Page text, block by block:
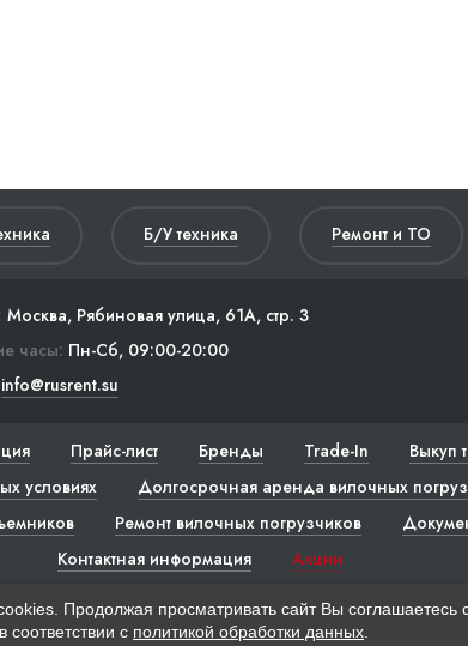
Б/У техника Ремонт и ТО
Москва, Рябиновая улица, 61А, стр. 3
часы: Пн-Сб, 09:00-20:00
info@rusrent.su
Прайс-лист Бренды Trade-In
Выкуп
условиях
Долгосрочная аренда вилочных
Ремонт вилочных погрузчиков
Контактная информация
Акции
Продолжая просматривать сайт Вы соглашаетесь
соответствии с политикой обработки данных